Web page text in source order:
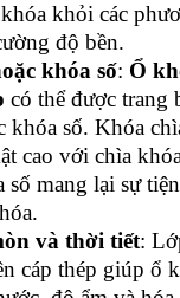
khỏi các
độ bền.
khóa số: Ổ
có thể được trang
khóa số. Khóa
cao với chìa
mang lại sự
và thời tiết:
cáp thép giúp ổ